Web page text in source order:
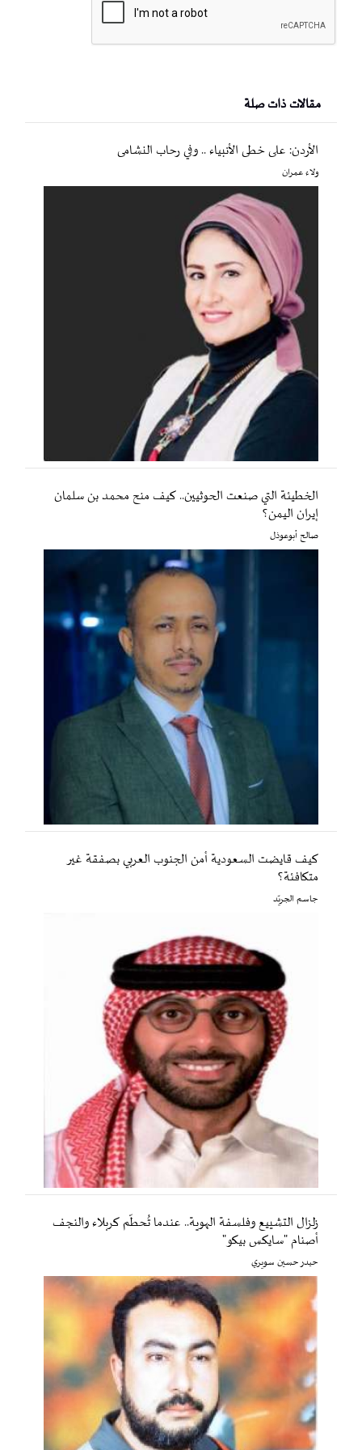
مقالات ذات صلة
الأردن: على خطى الأنبياء .. وفي رحاب النشامى
ولاء عمران
الخطيئة التي صنعت الحوثيين.. كيف منح محمد بن سلمان
إيران اليمن؟
صالح أبوعوذل
كيف قايضت السعودية أمن الجنوب العربي بصفقة غير
متكافئة؟
جاسم الجريّد
زلزال التشييع وفلسفة الهوية.. عندما تُحطّم كربلاء والنجف
أصنام "سايكس بيكو"
حيدر حسين سويري